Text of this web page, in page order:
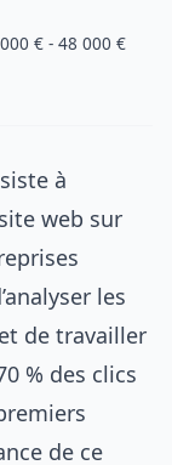
€ - 48 000 €
à
web sur
les
de travailler
% des clics
de ce